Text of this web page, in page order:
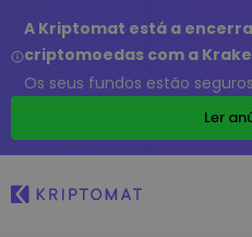
A Kriptomat está a
criptomoedas com a
Os seus fundos estão
Ler